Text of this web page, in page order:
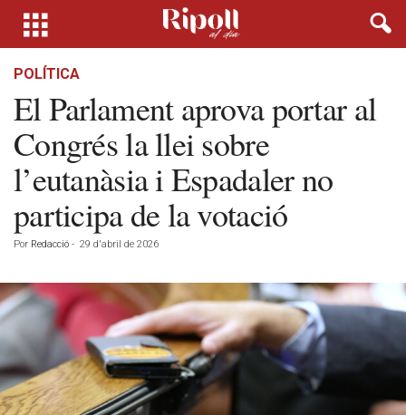
POLÍTICA
El Parlament aprova portar al
Congrés la llei sobre
l’eutanàsia i Espadaler no
participa de la votació
Por Redacció - 29 d'abril de 2026